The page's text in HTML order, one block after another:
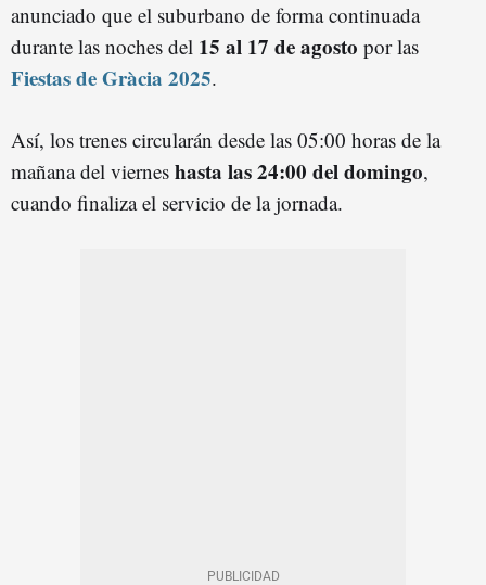
anunciado que el suburbano de forma continuada
durante las noches del 15 al 17 de agosto por las
Fiestas de Gràcia 2025.
Así, los trenes circularán desde las 05:00 horas de la
mañana del viernes hasta las 24:00 del domingo,
cuando finaliza el servicio de la jornada.